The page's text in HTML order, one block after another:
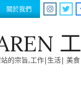
關於我們
站的宗旨,工作|生活| 美